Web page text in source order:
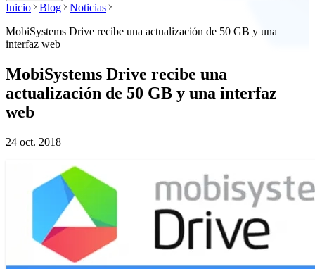
Inicio Blog
Noticias
MobiSystems Drive recibe una actualización de 50 GB y una
interfaz web
MobiSystems Drive recibe una
actualización de 50 GB y una interfaz
web
24 oct. 2018